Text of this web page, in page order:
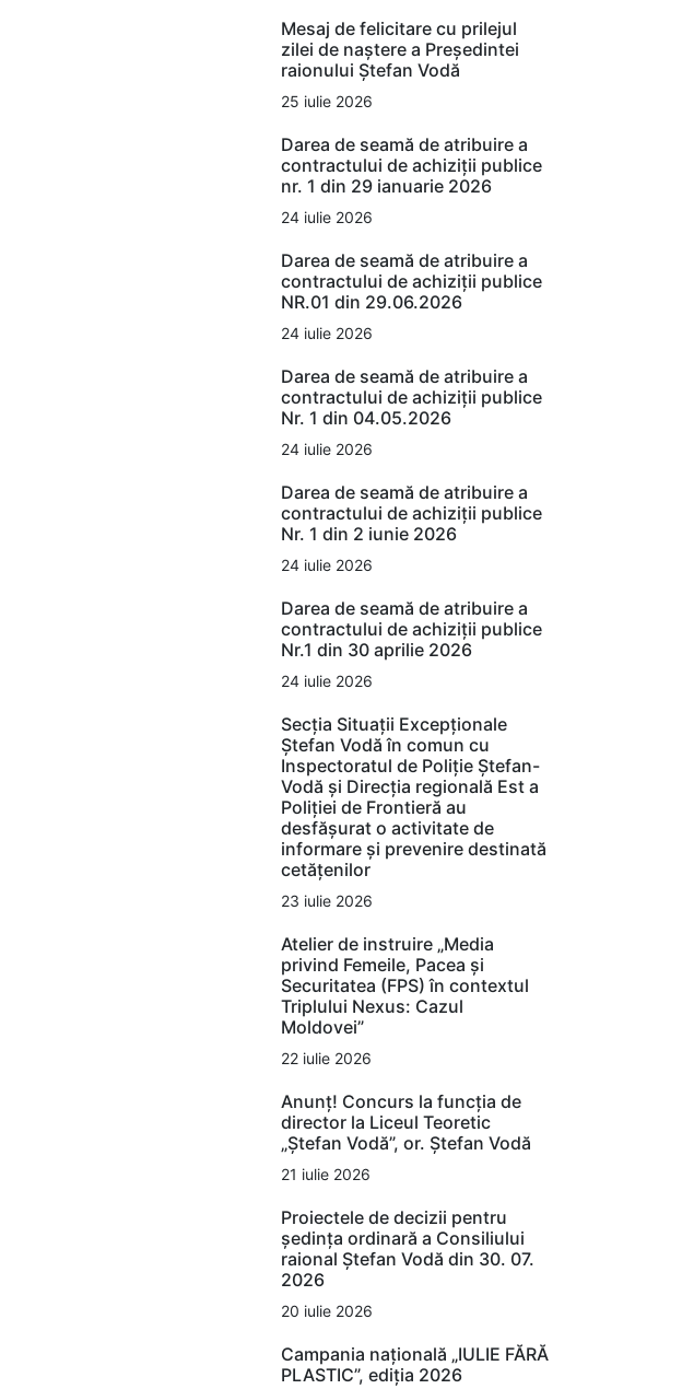
Mesaj de felicitare cu prilejul
zilei de naștere a Președintei
raionului Ștefan Vodă
25 iulie 2026
Darea de seamă de atribuire a
contractului de achiziții publice
nr. 1 din 29 ianuarie 2026
24 iulie 2026
Darea de seamă de atribuire a
contractului de achiziții publice
NR.01 din 29.06.2026
24 iulie 2026
Darea de seamă de atribuire a
contractului de achiziții publice
Nr. 1 din 04.05.2026
24 iulie 2026
Darea de seamă de atribuire a
contractului de achiziții publice
Nr. 1 din 2 iunie 2026
24 iulie 2026
Darea de seamă de atribuire a
contractului de achiziții publice
Nr.1 din 30 aprilie 2026
24 iulie 2026
Secția Situații Excepționale
Ștefan Vodă în comun cu
Inspectoratul de Poliție Ștefan-
Vodă și Direcția regională Est a
Poliției de Frontieră au
desfășurat o activitate de
informare și prevenire destinată
cetățenilor
23 iulie 2026
Atelier de instruire „Media
privind Femeile, Pacea și
Securitatea (FPS) în contextul
Triplului Nexus: Cazul
Moldovei”
22 iulie 2026
Anunț! Concurs la funcția de
director la Liceul Teoretic
„Ștefan Vodă”, or. Ștefan Vodă
21 iulie 2026
Proiectele de decizii pentru
ședința ordinară a Consiliului
raional Ștefan Vodă din 30. 07.
2026
20 iulie 2026
Campania națională „IULIE FĂRĂ
PLASTIC”, ediția 2026